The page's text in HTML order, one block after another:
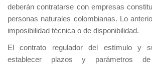
deberán contratarse con empresas
personas naturales colombianas. Lo
imposibilidad técnica o de disponibilidad.
El contrato regulador del estímulo y
establecer plazos y parámetros